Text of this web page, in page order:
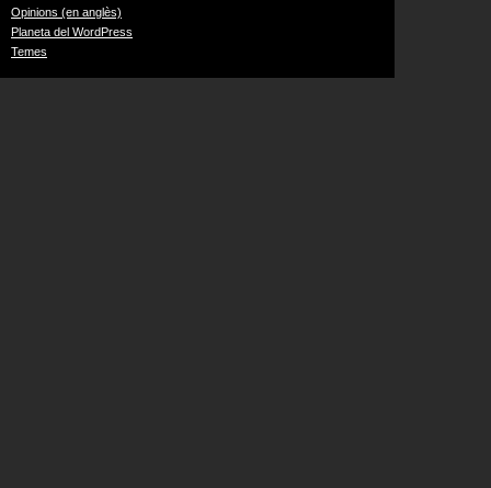
Opinions (en anglès)
Planeta del WordPress
Temes